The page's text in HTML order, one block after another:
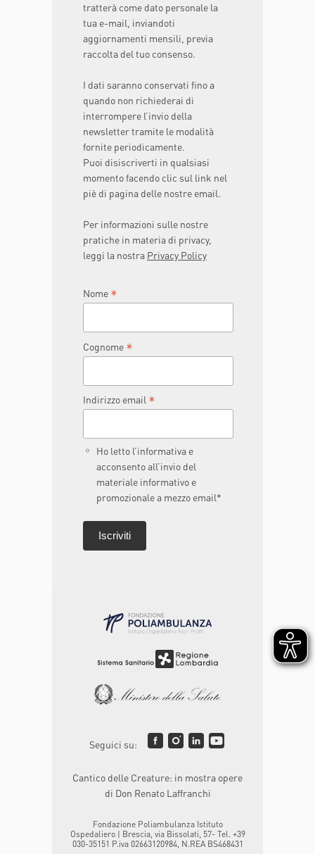
tratterà come dato personale la
tua e-mail, inviandoti
aggiornamenti mensili, previa
raccolta del tuo consenso.
I dati saranno conservati fino a
quando non richiederai di
interrompere l’invio della
newsletter tramite le modalità
fornite periodicamente.
Puoi disiscriverti in qualsiasi
momento facendo clic sul link nel
piè di pagina delle nostre email.
Per informazioni sulle nostre
pratiche in materia di privacy,
leggi la nostra Privacy Policy
Nome *
Cognome *
Indirizzo email *
Ho letto l’informativa e
acconsento all’invio del
materiale informativo e
promozionale a mezzo email*
Seguici su:
Cantico delle Creature: in mostra opere
di Don Renato Laffranchi
Fondazione Poliambulanza Istituto
Ospedaliero | Brescia, via Bissolati, 57- Tel. +39
030-35151 P.iva 02663120984, N.REA BS468431